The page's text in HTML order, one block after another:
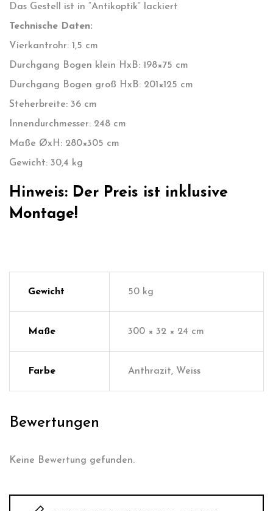
Das Gestell ist in “Antikoptik” lackiert
Technische Daten:
Vierkantrohr: 1,5 cm
Durchgang Bogen klein HxB: 198×75 cm
Durchgang Bogen groß HxB: 201×125 cm
Steherbreite: 36 cm
Innendurchmesser: 248 cm
Maße ØxH: 280×305 cm
Gewicht: 30,4 kg
Hinweis: Der Preis ist inklusive
Montage!
Gewicht 50 kg
Maße 300 × 32 × 24 cm
Farbe Anthrazit, Weiss
Bewertungen
Keine Bewertung gefunden.